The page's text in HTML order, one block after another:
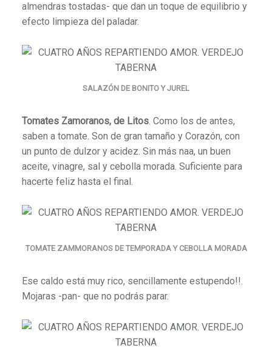
almendras tostadas- que dan un toque de equilibrio y
efecto limpieza del paladar.
SALAZÓN DE BONITO Y JUREL
Tomates Zamoranos, de Litos. Como los de antes,
saben a tomate. Son de gran tamaño y Corazón, con
un punto de dulzor y acidez. Sin más naa, un buen
aceite, vinagre, sal y cebolla morada. Suficiente para
hacerte feliz hasta el final.
TOMATE ZAMMORANOS DE TEMPORADA Y CEBOLLA MORADA
Ese caldo está muy rico, sencillamente estupendo!!.
Mojaras -pan- que no podrás parar.